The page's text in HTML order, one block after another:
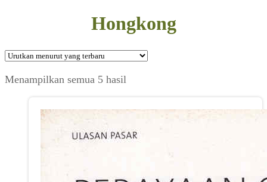
Hongkong
Menampilkan semua 5 hasil
yang